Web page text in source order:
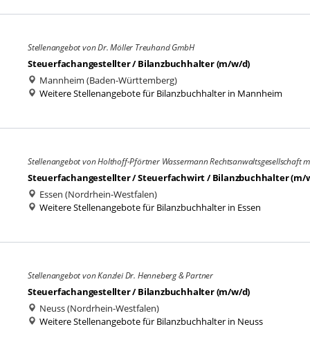
Stellenangebot von Dr. Möller Treuhand GmbH
Steuerfachangestellter / Bilanzbuchhalter (m/w/d)
Mannheim (Baden-Württemberg)
Weitere Stellenangebote für Bilanzbuchhalter in Mannheim
Stellenangebot von Holthoff-Pförtner Wassermann Rechtsanwaltsgesellschaft
Steuerfachangestellter / Steuerfachwirt / Bilanzbuchhalter (m/
Essen (Nordrhein-Westfalen)
Weitere Stellenangebote für Bilanzbuchhalter in Essen
Stellenangebot von Kanzlei Dr. Henneberg & Partner
Steuerfachangestellter / Bilanzbuchhalter (m/w/d)
Neuss (Nordrhein-Westfalen)
Weitere Stellenangebote für Bilanzbuchhalter in Neuss